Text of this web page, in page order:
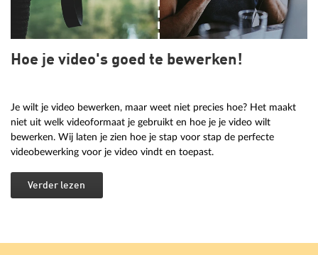
Hoe je video's goed te bewerken!
Je wilt je video bewerken, maar weet niet precies hoe? Het maakt
niet uit welk videoformaat je gebruikt en hoe je je video wilt
bewerken. Wij laten je zien hoe je stap voor stap de perfecte
videobewerking voor je video vindt en toepast.
Verder lezen